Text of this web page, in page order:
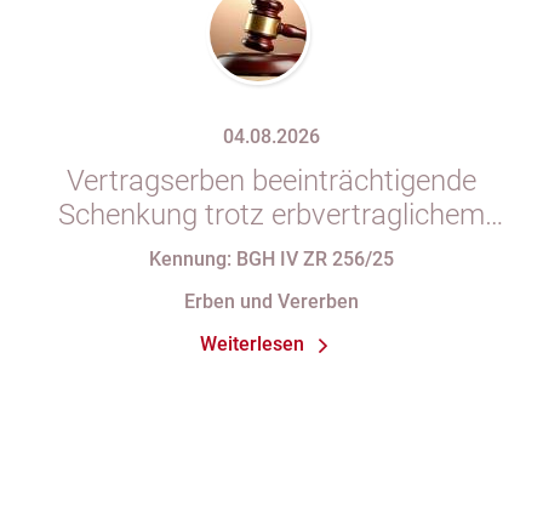
04.08.2026
Vertragserben beeinträchtigende
Schenkung trotz erbvertraglichem
Rücktrittsvorbehalt
Kennung: BGH IV ZR 256/25
Erben und Vererben
Weiterlesen